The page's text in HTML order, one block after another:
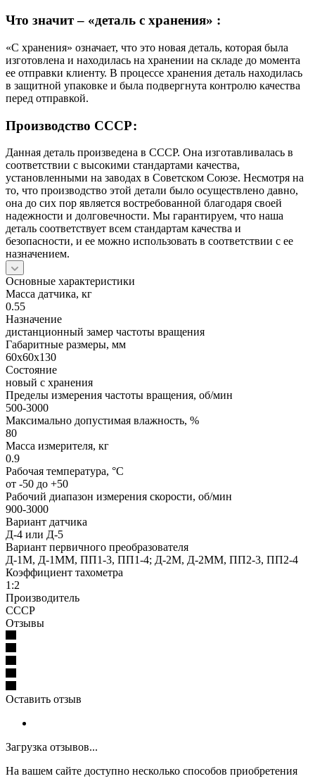
Что значит – «деталь с хранения» :
«С хранения» означает, что это новая деталь, которая была
изготовлена и находилась на хранении на складе до момента
ее отправки клиенту. В процессе хранения деталь находилась
в защитной упаковке и была подвергнута контролю качества
перед отправкой.
Производство СССР:
Данная деталь произведена в СССР. Она изготавливалась в
соответствии с высокими стандартами качества,
установленными на заводах в Советском Союзе. Несмотря на
то, что производство этой детали было осуществлено давно,
она до сих пор является востребованной благодаря своей
надежности и долговечности. Мы гарантируем, что наша
деталь соответствует всем стандартам качества и
безопасности, и ее можно использовать в соответствии с ее
назначением.
Основные характеристики
Масса датчика, кг
0.55
Назначение
дистанционный замер частоты вращения
Габаритные размеры, мм
60x60x130
Состояние
новый с хранения
Пределы измерения частоты вращения, об/мин
500-3000
Максимально допустимая влажность, %
80
Масса измерителя, кг
0.9
Рабочая температура, °C
от -50 до +50
Рабочий диапазон измерения скорости, об/мин
900-3000
Вариант датчика
Д-4 или Д-5
Вариант первичного преобразователя
Д-1М, Д-1ММ, ПП1-3, ПП1-4; Д-2М, Д-2ММ, ПП2-3, ПП2-4
Коэффициент тахометра
1:2
Производитель
СССР
Отзывы
Оставить отзыв
Загрузка отзывов...
На вашем сайте доступно несколько способов приобретения